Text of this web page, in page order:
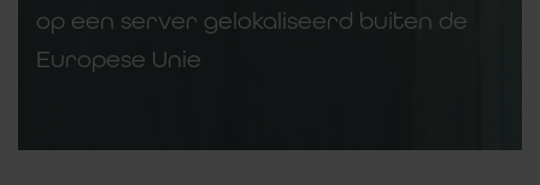
op een server gelokaliseerd buiten de
Europese Unie